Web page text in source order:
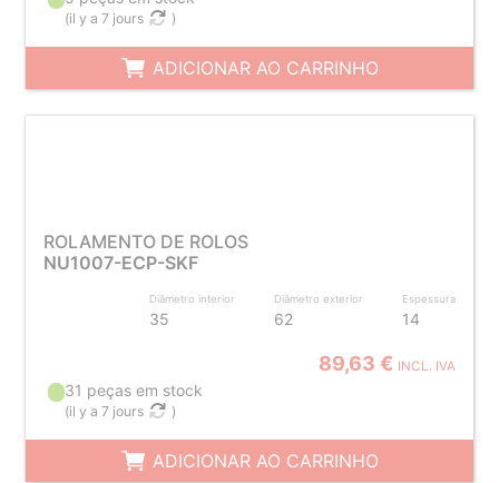
(il y a 7 jours )
ADICIONAR AO CARRINHO
ROLAMENTO DE ROLOS
NU1007-ECP-SKF
Diâmetro interior
35
Diâmetro exterior
62
Espessura
14
89,63 € INCL. IVA
31 peças em stock
(il y a 7 jours )
ADICIONAR AO CARRINHO